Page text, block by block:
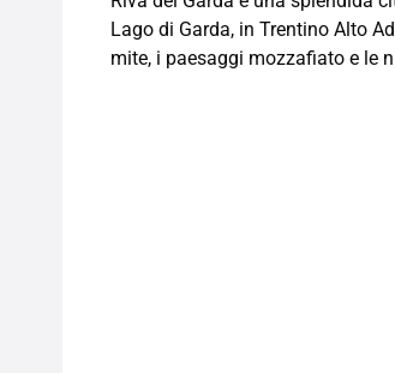
Lago di Garda, in Trentino Alto
mite, i paesaggi mozzafiato e le